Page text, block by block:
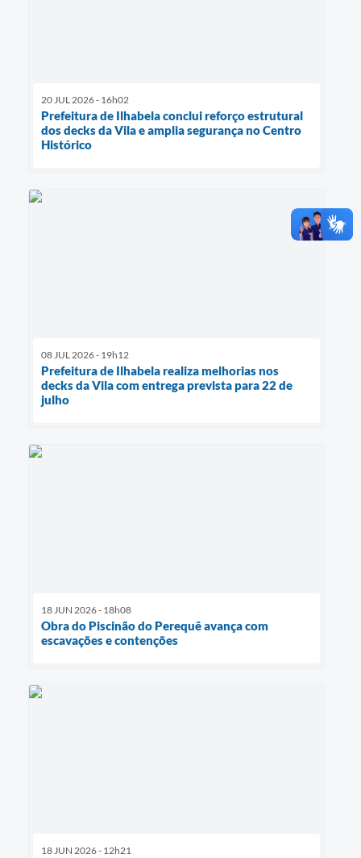
20 JUL 2026 - 16h02
Prefeitura de Ilhabela conclui reforço estrutural
dos decks da Vila e amplia segurança no Centro
Histórico
08 JUL 2026 - 19h12
Prefeitura de Ilhabela realiza melhorias nos
decks da Vila com entrega prevista para 22 de
julho
18 JUN 2026 - 18h08
Obra do Piscinão do Perequê avança com
escavações e contenções
18 JUN 2026 - 12h21